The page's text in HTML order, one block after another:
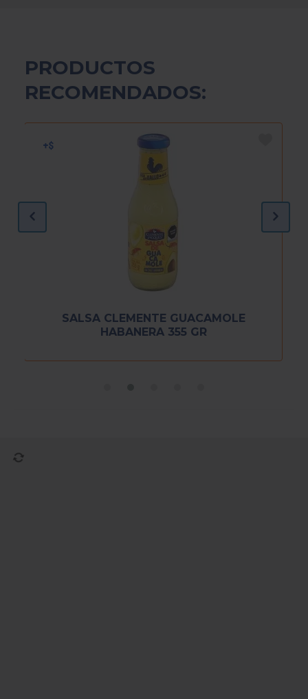
PRODUCTOS
RECOMENDADOS:
SALSA CLEMENTE GUACAMOLE
HABANERA 355 GR